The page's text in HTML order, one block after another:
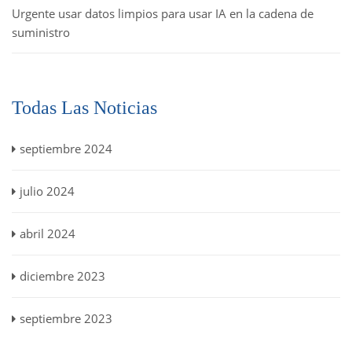
Urgente usar datos limpios para usar IA en la cadena de
suministro
Todas Las Noticias
septiembre 2024
julio 2024
abril 2024
diciembre 2023
septiembre 2023